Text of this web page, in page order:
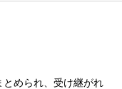
とめられ、受け継がれ